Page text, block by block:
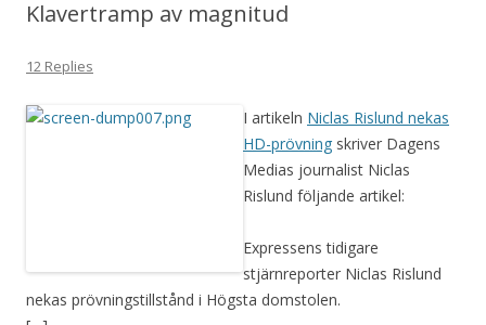
Klavertramp av magnitud
12 Replies
I artikeln Niclas Rislund nekas
HD-prövning skriver Dagens
Medias journalist Niclas
Rislund följande artikel:
Expressens tidigare
stjärnreporter Niclas Rislund
nekas prövningstillstånd i Högsta domstolen.